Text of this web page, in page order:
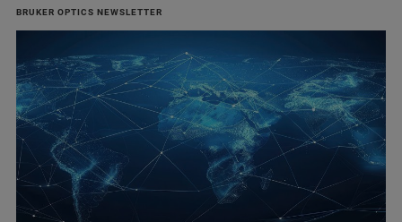
BRUKER OPTICS NEWSLETTER